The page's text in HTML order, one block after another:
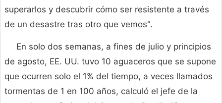
superarlos y descubrir cómo ser resistente a través
de un desastre tras otro que vemos".
En solo dos semanas, a fines de julio y principios
de agosto, EE. UU. tuvo 10 aguaceros que se supone
que ocurren solo el 1% del tiempo, a veces llamados
tormentas de 1 en 100 años, calculó el jefe de la